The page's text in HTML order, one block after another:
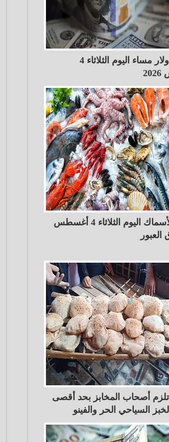
سعر الدولار مساء اليوم الثلاثاء 4
أسعار الأسماك اليوم الثلاثاء 4 أغسطس
تلزم أصحاب المخابز بحد أقصى
السياحي الحر والفينو